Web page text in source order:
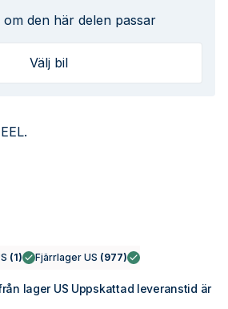
om den här delen passar
Välj bil
(1) Fjärrlager US (977)
lager US Uppskattad leveranstid är